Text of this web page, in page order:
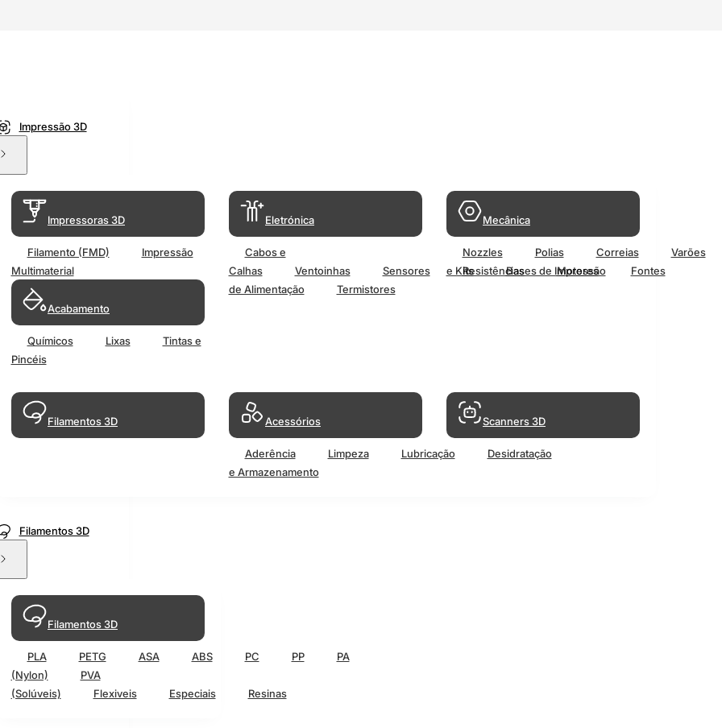
Impressão 3D
Impressoras 3D
Filamento (FMD)
Impressão
Multimaterial
Acabamento
Químicos Lixas
Tintas e
Pincéis
Eletrónica
Cabos e
Calhas
Ventoinhas Sensores Resistências Motores
Fontes
de Alimentação
Termistores
Mecânica
Nozzles Polias Correias
Varões
e Kits
Bases de Impressão
Filamentos 3D Acessórios
Aderência Limpeza Lubricação
Desidratação
e Armazenamento
Scanners 3D
Filamentos 3D
Filamentos 3D
PLA PETG ASA ABS PC PP
PA
(Nylon)
PVA
(Solúveis)
Flexiveis Especiais Resinas